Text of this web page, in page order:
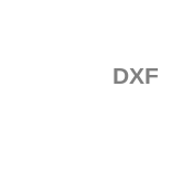
DXF